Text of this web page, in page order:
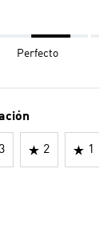
Perfecto
2 1